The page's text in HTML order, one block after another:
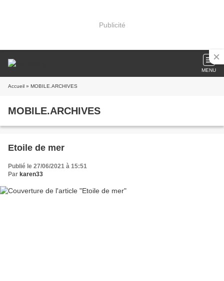
Publicité
MENU
Accueil » MOBILE.ARCHIVES
MOBILE.ARCHIVES
Etoile de mer
Publié le 27/06/2021 à 15:51
Par karen33